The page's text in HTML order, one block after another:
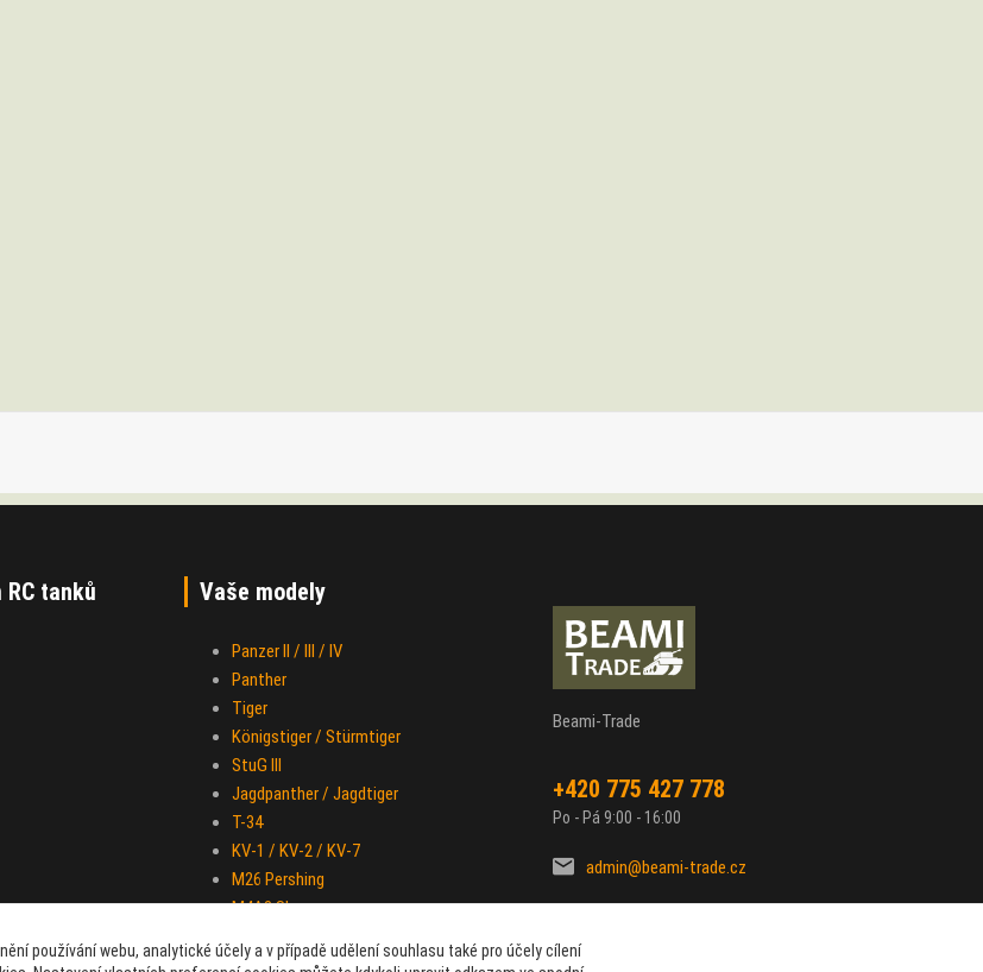
tanků Vaše modely
Panzer II / III / IV
Panther
Tiger
Königstiger / Stürmtiger
StuG III
Jagdpanther / Jagdtiger
T-34
KV-1 / KV-2 / KV-7
M26 Pershing
M4A3 Sherman
Half-track M-16
Beami-Trade
+420 775 427 778
Po - Pá 9:00 - 16:00
admin@beami-trade.cz
používání webu, analytické účely a v případě udělení souhlasu také pro účely cílení